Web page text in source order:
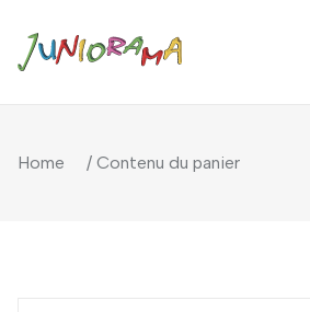
Home / Contenu du panier